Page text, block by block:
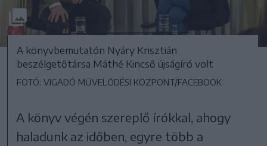
A könyvbemutatón Nyáry Krisztián
beszélgetőtársa Máthé Kincső újságíró volt
FOTÓ: VIGADÓ MŰVELŐDÉSI KÖZPONT/FACEBOOK
A könyv végén szereplő írókkal, ahogy
haladunk az időben, egyre több a